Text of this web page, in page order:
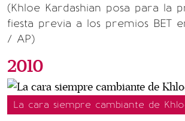
(Khloe Kardashian posa para la
fiesta previa a los premios BET
/ AP)
2010
La cara siempre cambiante de